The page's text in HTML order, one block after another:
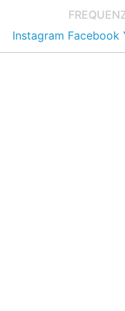
Instagram Facebook